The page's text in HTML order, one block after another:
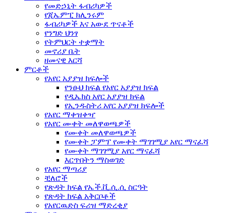
የመድኃኒት ፋብሪካዎች
የጂኤምፒ ክሊንሩም
ፋብሪካዎች እና አውደ ጥናቶች
የንግድ ህንፃ
የትምህርት ተቋማት
መኖሪያ ቤት
ዘመናዊ እርሻ
ምርቶች
የአየር አያያዝ ክፍሎች
የንፁህ ክፍል የአየር አያያዝ ክፍል
የዲኤክስ አየር አያያዝ ክፍል
የኢንዱስትሪ አየር አያያዝ ክፍሎች
የአየር ማቀዝቀዣ
የአየር ሙቀት መለዋወጫዎች
የሙቀት መለዋወጫዎች
የሙቀት ፓምፕ የሙቀት ማገገሚያ አየር ማናፈሻ
የሙቀት ማገገሚያ አየር ማናፈሻ
እርጥበትን ማስወገድ
የአየር ማጣሪያ
ቺለሮች
የጽዳት ክፍል የኤች.ቪ.ሲ.ሲ ስርዓት
የጽዳት ክፍል አቅርቦቶች
የአየርዉድስ ፍሪዝ ማድረቂያ